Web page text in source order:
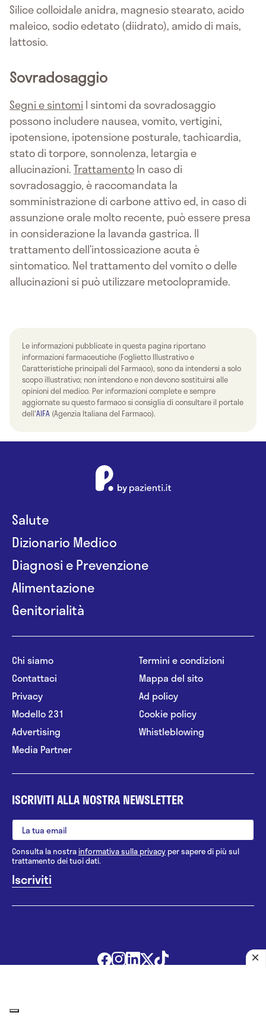
Silice colloidale anidra, magnesio stearato, acido
maleico, sodio edetato (diidrato), amido di mais,
lattosio.
Sovradosaggio
Segni e sintomi I sintomi da sovradosaggio
possono includere nausea, vomito, vertigini,
ipotensione, ipotensione posturale, tachicardia,
stato di torpore, sonnolenza, letargia e
allucinazioni.TrattamentoIn caso di
sovradosaggio, è raccomandata la
somministrazione di carbone attivo ed, in caso di
assunzione orale molto recente, può essere presa
in considerazione la lavanda gastrica. Il
trattamento dell’intossicazione acuta è
sintomatico. Nel trattamento del vomito o delle
allucinazioni si può utilizzare metoclopramide.
Le informazioni pubblicate in questa pagina riportano
informazioni farmaceutiche (Foglietto Illustrativo e
Caratteristiche principali del Farmaco), sono da intendersi a solo
scopo illustrativo; non intendono e non devono sostituirsi alle
opinioni del medico. Per informazioni complete e sempre
aggiornate su questo farmaco si consiglia di consultare il portale
dell'AIFA (Agenzia Italiana del Farmaco).
Salute
Dizionario Medico
Diagnosi e Prevenzione
Alimentazione
Genitorialità
Chi siamo
Contattaci
Privacy
Modello 231
Advertising
Media Partner
Termini e condizioni
Mappa del sito
Ad policy
Cookie policy
Whistleblowing
ISCRIVITI ALLA NOSTRA NEWSLETTER
Consulta la nostrainformativa sulla privacy per sapere di più sul
trattamento dei tuoi dati.
07112280966